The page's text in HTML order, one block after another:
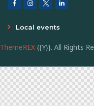
Local events
ThemeREX {{Y}}. All Rights